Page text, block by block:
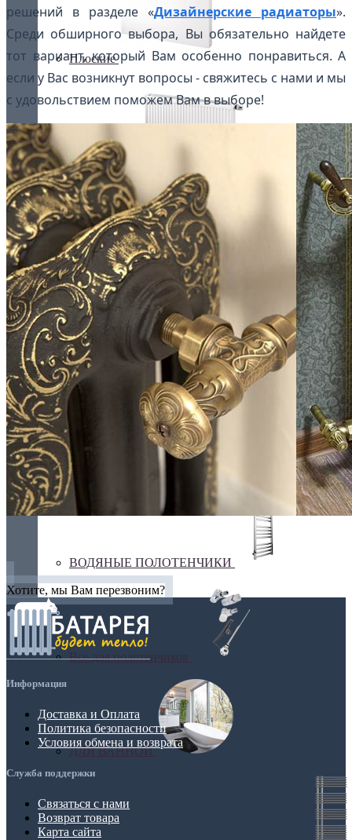
Плоские
Профильные
Чугунные радиаторы
Полотенцесушители
Бюджетные
В виде полки
ВОДЯНЫЕ ПОЛОТЕНЧИКИ
Все для полотенчиков
ДЛЯ ВАННОЙ
решений в разделе «Дизайнерские радиаторы».
Среди обширного выбора, Вы обязательно найдете
тот вариант, который Вам особенно понравиться. А
если у Вас возникнут вопросы - свяжитесь с нами и мы
с удовольствием поможем Вам в выборе!
Хотите, мы Вам перезвоним?
Информация
Доставка и Оплата
Политика безопасности
Условия обмена и возврата
Служба поддержки
Связаться с нами
Возврат товара
Карта сайта